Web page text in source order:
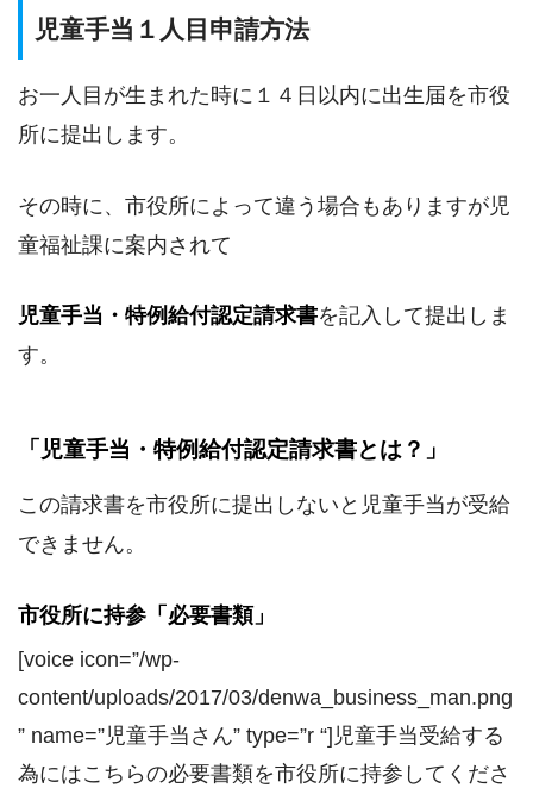
児童手当１人目申請方法
お一人目が生まれた時に１４日以内に出生届を市役
所に提出します。
その時に、市役所によって違う場合もありますが児
童福祉課に案内されて
児童手当・特例給付認定請求書を記入して提出しま
す。
「児童手当・特例給付認定請求書とは？」
この請求書を市役所に提出しないと児童手当が受給
できません。
市役所に持参「必要書類」
[voice icon=”/wp-
content/uploads/2017/03/denwa_business_man.png
” name=”児童手当さん” type=”r “]児童手当受給する
為にはこちらの必要書類を市役所に持参してくださ